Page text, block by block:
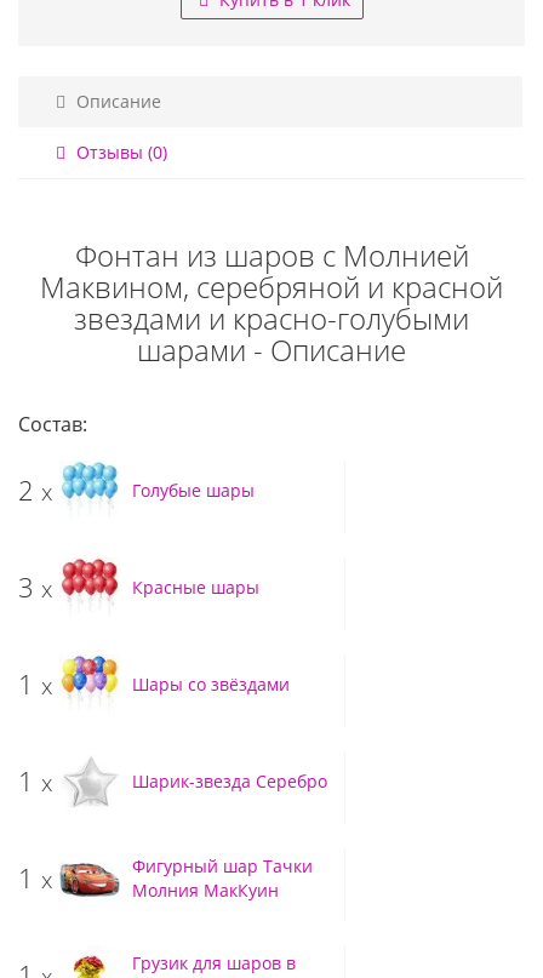
Описание
Отзывы (0)
Фонтан из шаров с Молнией
Маквином, серебряной и красной
звездами и красно-голубыми
шарами - Описание
Состав:
2 x Голубые шары
3 x Красные шары
1 x Шары со звёздами
1 x Шарик-звезда Серебро
1 x
Фигурный шар Тачки
Молния МакКуин
Грузик для шаров в